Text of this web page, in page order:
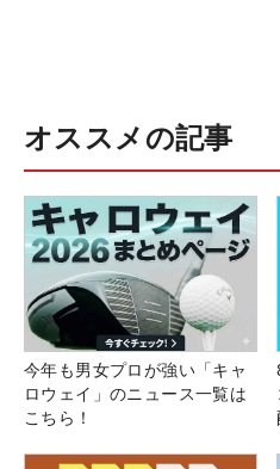
オススメの記事
今年も男女プロが強い「キャ
ロウェイ」のニュース一覧は
こちら！